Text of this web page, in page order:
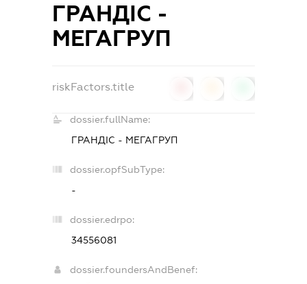
ГРАНДІС -
МЕГАГРУП
riskFactors.title
dossier.fullName:
ГРАНДІС - МЕГАГРУП
dossier.opfSubType:
-
dossier.edrpo:
34556081
dossier.foundersAndBenef: